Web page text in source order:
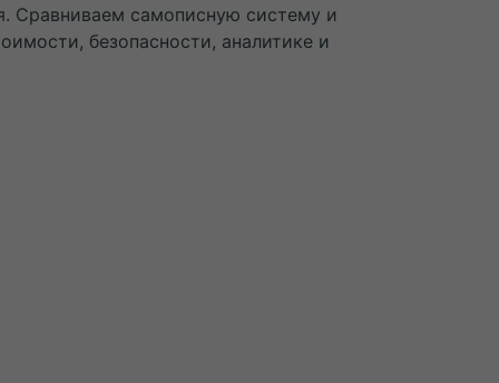
Сравниваем самописную систему и
безопасности, аналитике и